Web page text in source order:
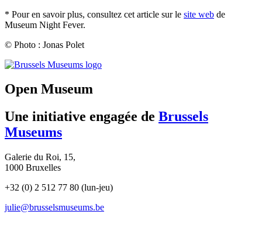
* Pour en savoir plus, consultez cet article sur le site web de
Museum Night Fever.
© Photo : Jonas Polet
(opens
Open Museum
Une initiative engagée de Brussels
Museums
Galerie du Roi, 15,
1000 Bruxelles
+32 (0) 2 512 77 80 (lun-jeu)
julie@brusselsmuseums.be